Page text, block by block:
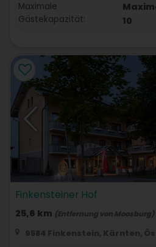
Maximale
Gästekapazität:
10
Finkensteiner Hof
25,6 km (Entfernung von Moosburg)
9584 Finkenstein, Kärnten,